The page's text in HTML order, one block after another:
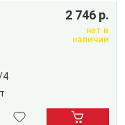
4
2 746 р.
нет в
наличии